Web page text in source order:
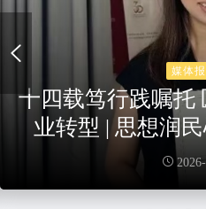
园区
盛夏筑梦，设计
夏令营用设